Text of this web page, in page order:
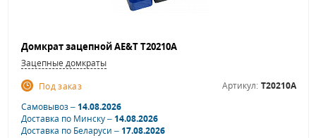
Домкрат зацепной AE&T T20210A
Зацепные домкраты
Под заказ
Артикул: T20210A
Самовывоз –14.08.2026
Доставка по Минску –14.08.2026
Доставка по Беларуси –17.08.2026